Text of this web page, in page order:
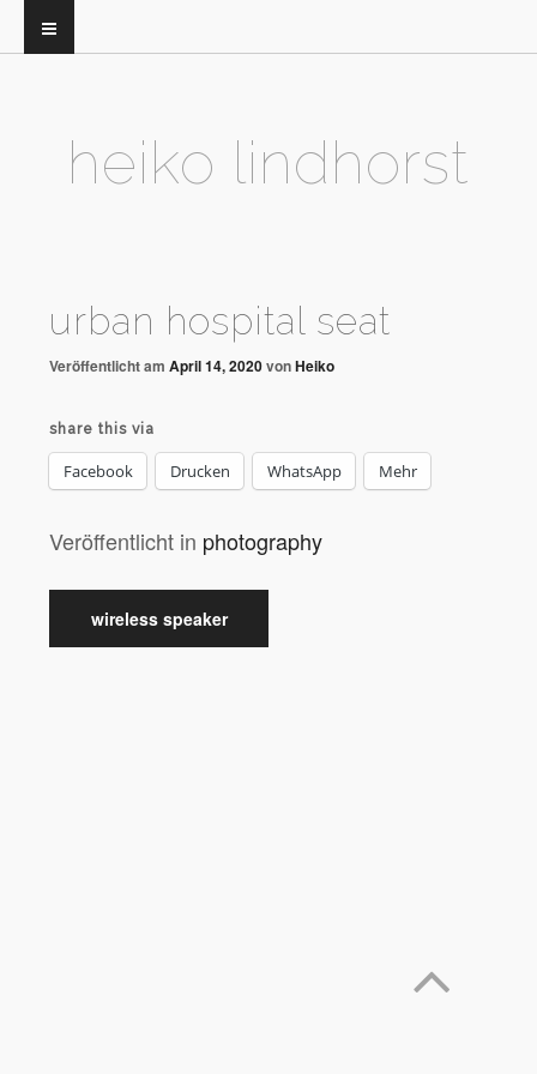
heiko lindhorst
urban hospital seat
Veröffentlicht am April 14, 2020vonHeiko
share this via
Facebook Drucken WhatsApp Mehr
Veröffentlicht in photography
wireless speaker